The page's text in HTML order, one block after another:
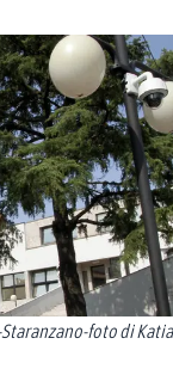
foto di